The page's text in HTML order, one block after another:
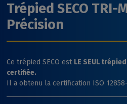
Trépied SECO TRI-
Précision
Ce trépied SECO est LE SEUL
certifiée.
Il a obtenu la certification ISO